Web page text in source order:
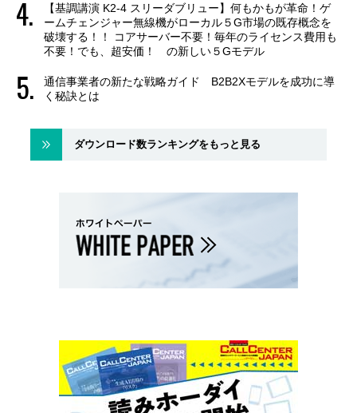
【基調講演 K2-4 スリーダブリュー】何もかもが革命！ゲ
ームチェンジャー無線機がローカル５G市場の既存概念を
破壊する！！ コアサーバー不要！毎年のライセンス費用も
不要！でも、超安価！ の新しい５Gモデル
通信事業者の新たな戦略ガイド B2B2Xモデルを成功に導
く秘訣とは
ダウンロード数ランキングをもっと見る